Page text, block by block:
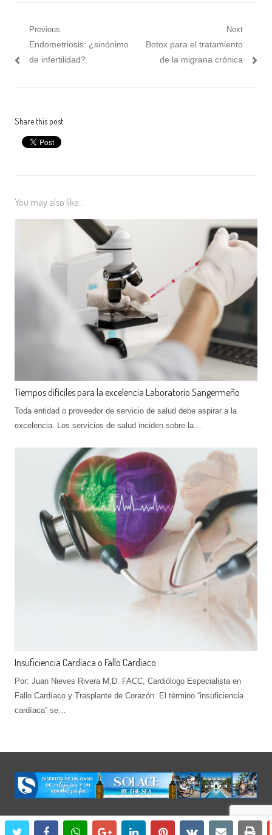
Post
navigation
Previous
Previous
post:
Endometriosis: ¿sinónimo
de infertilidad?
Next
Next
post:
Botox para el tratamiento
de la migrana crónica
Share this post
twitterfacebookwhatsappgoogle+linkedinpinterestvkontakteemail
You may also like...
Tiempos difíciles para la excelencia Laboratorio Sangermeño
Toda entidad o proveedor de servicio de salud debe aspirar a la
excelencia. Los servicios de salud inciden sobre la…
Insuficiencia Cardíaca o Fallo Cardíaco
Por: Juan Nieves Rivera M.D. FACC, Cardiólogo Especialista en
Fallo Cardíaco y Trasplante de Corazón. El término “insuficiencia
cardíaca” se…
© 2020 Revista Balance. All rights reserved.